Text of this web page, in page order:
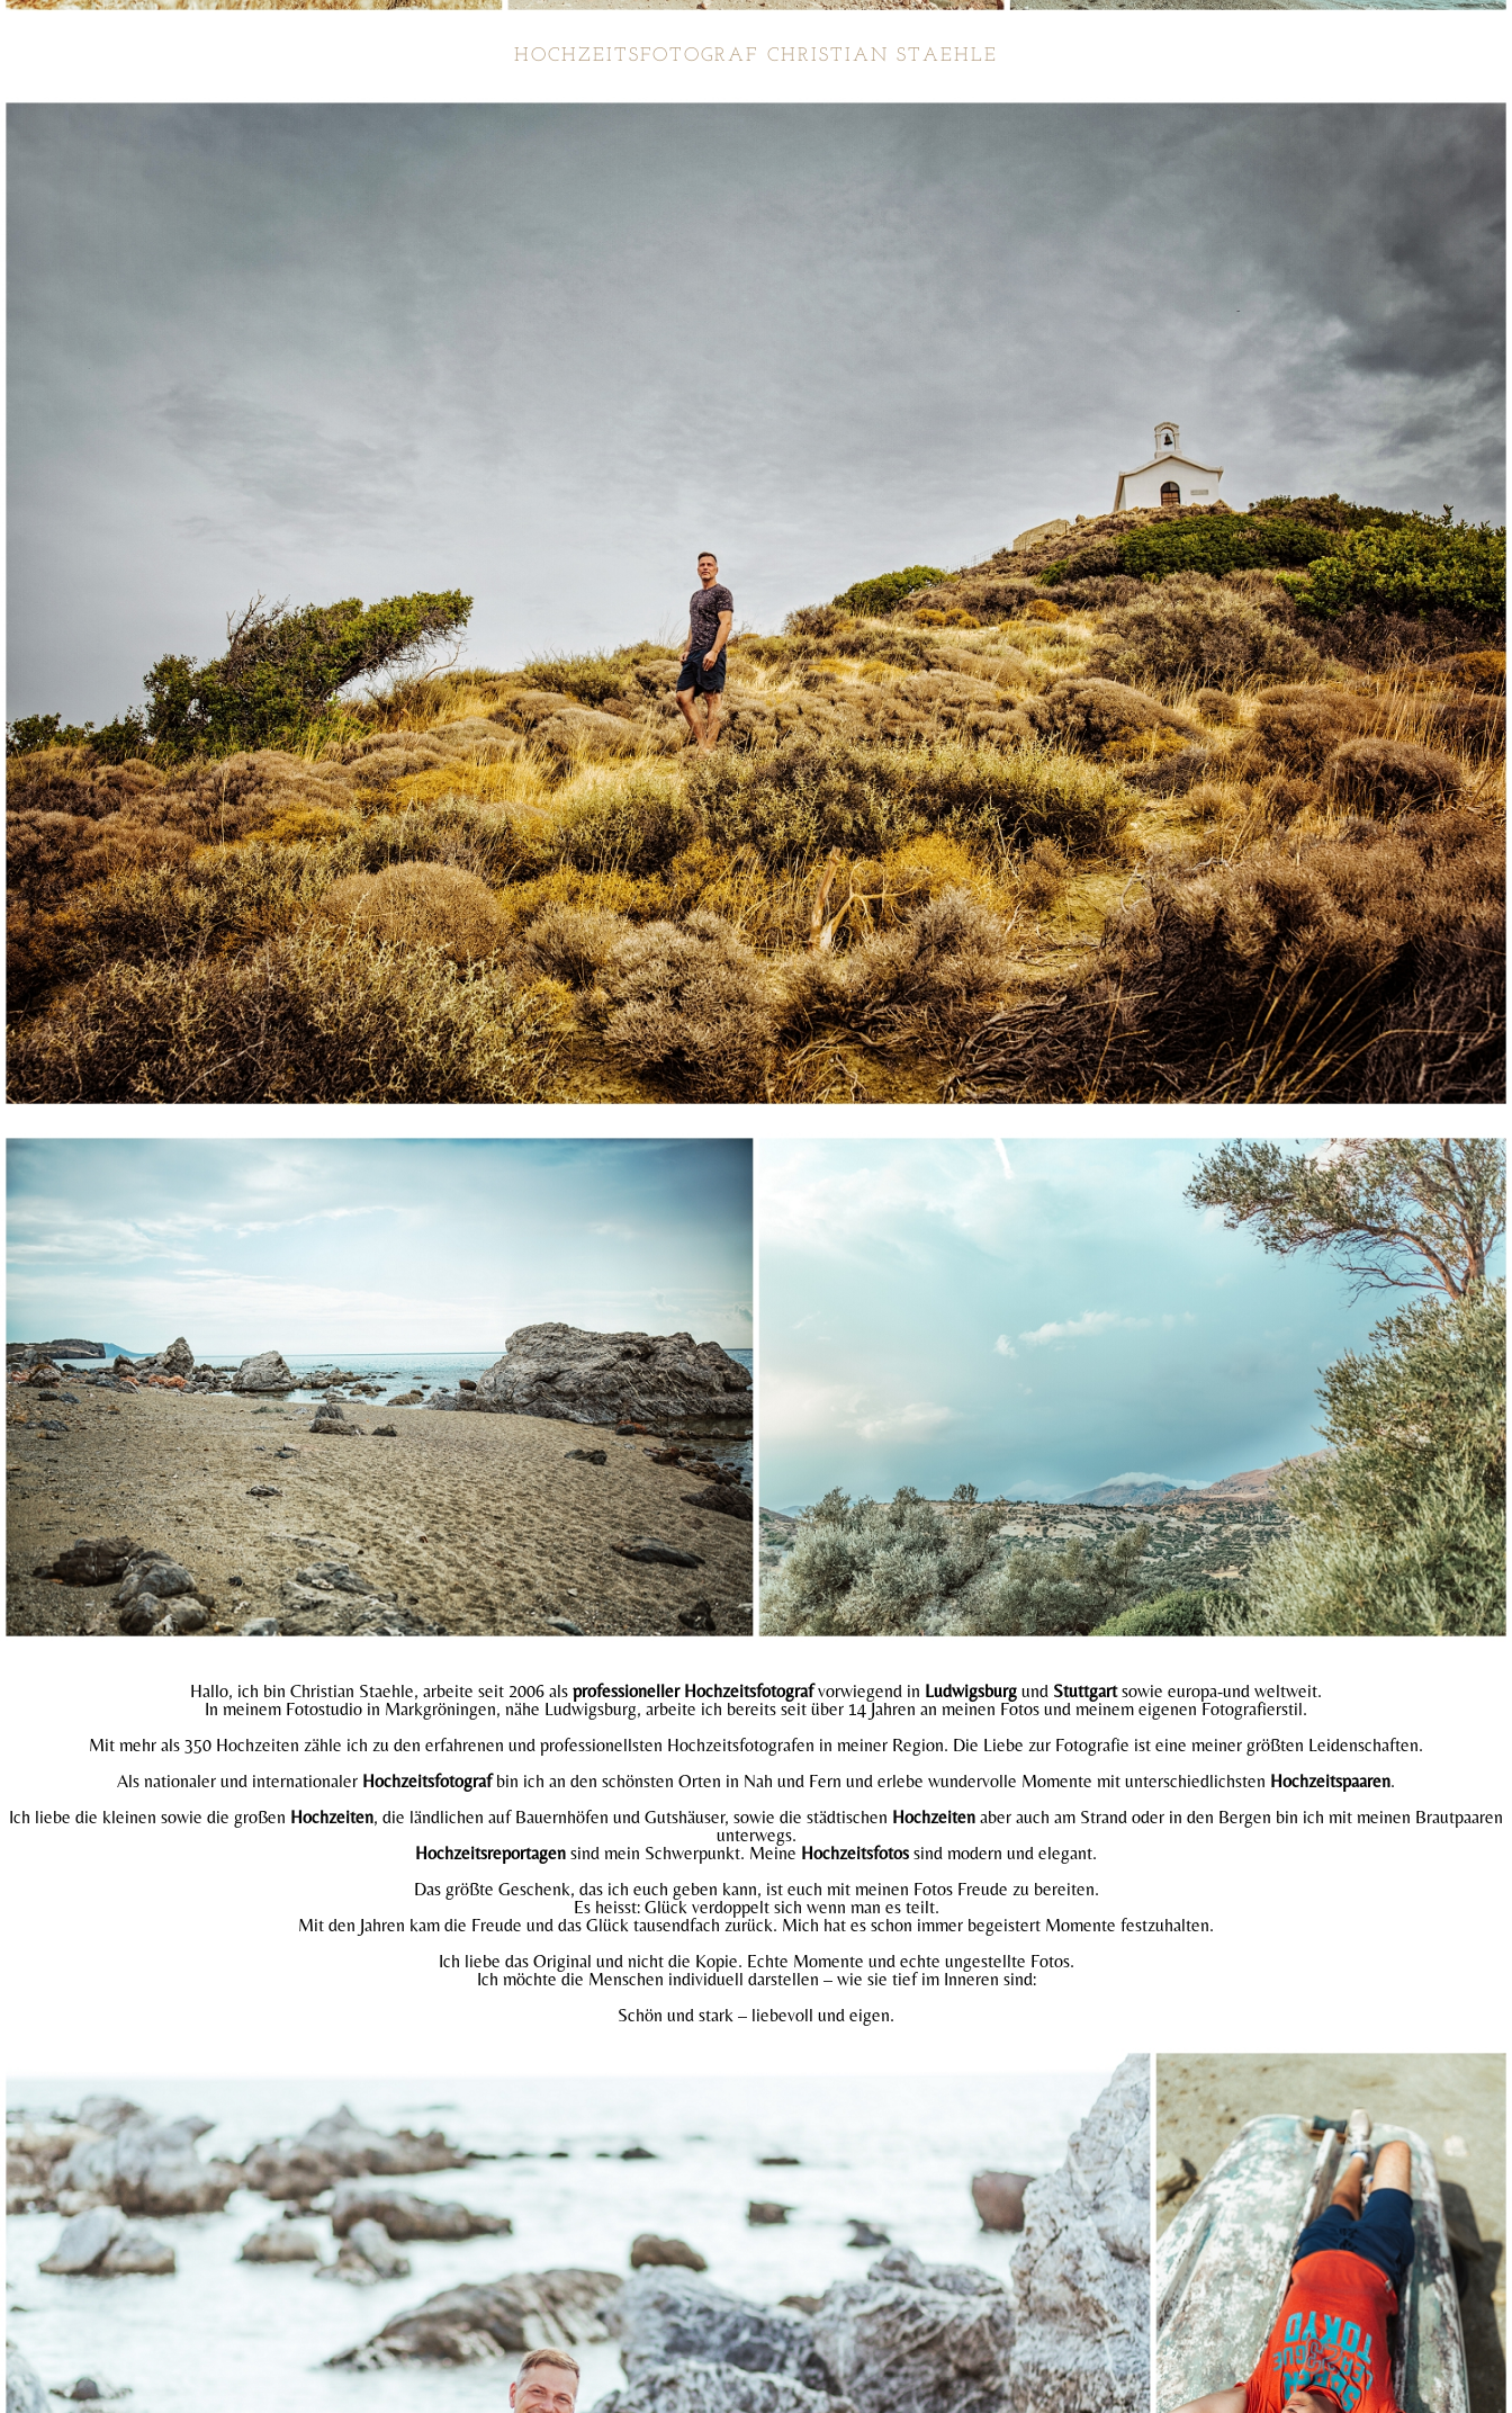
HOCHZEITSFOTOGRAF CHRISTIAN STAEHLE
Hallo, ich bin Christian Staehle, arbeite seit 2006 als professioneller Hochzeitsfotografvorwiegend in Ludwigsburg und Stuttgartsowie europa-und weltweit.
In meinem Fotostudio in Markgröningen, nähe Ludwigsburg, arbeite ich bereits seit über 14 Jahren an meinen Fotos und meinem eigenen Fotografierstil.
Mit mehr als 350 Hochzeiten zähle ich zu den erfahrenen und professionellsten Hochzeitsfotografen in meiner Region. Die Liebe zur Fotografie ist eine meiner größten Leidenschaften.
Als nationaler und internationaler Hochzeitsfotografbin ich an den schönsten Orten in Nah und Fern und erlebe wundervolle Momente mit unterschiedlichsten Hochzeitspaaren.
Ich liebe die kleinen sowie die großen Hochzeiten, die ländlichen auf Bauernhöfen und Gutshäuser, sowie die städtischen Hochzeiten aber auch am Strand oder in den Bergen bin ich mit meinen Brautpaaren
unterwegs.
Hochzeitsreportagen sind mein Schwerpunkt. Meine Hochzeitsfotos sind modern und elegant.
Das größte Geschenk, das ich euch geben kann, ist euch mit meinen Fotos Freude zu bereiten.
Es heisst: Glück verdoppelt sich wenn man es teilt.
Mit den Jahren kam die Freude und das Glück tausendfach zurück. Mich hat es schon immer begeistert Momente festzuhalten.
Ich liebe das Original und nicht die Kopie. Echte Momente und echte ungestellte Fotos.
Ich möchte die Menschen individuell darstellen – wie sie tief im Inneren sind:
Schön und stark – liebevoll und eigen.